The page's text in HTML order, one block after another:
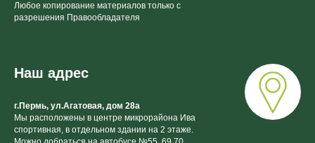
Любое копирование материалов только с
разрешения Правообладателя
Наш адрес
г.Пермь, ул.Агатовая, дом 28а
Мы расположены в центре микрорайона Ива
спортивная, в отдельном здании на 2 этаже.